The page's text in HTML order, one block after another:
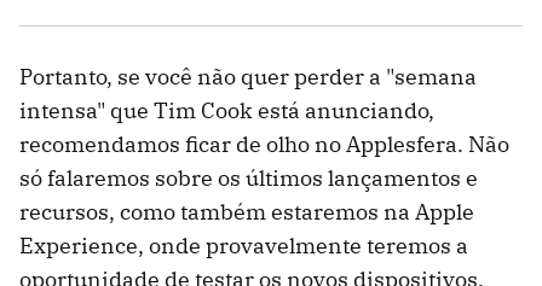
Portanto, se você não quer perder a "semana
intensa" que Tim Cook está anunciando,
recomendamos ficar de olho no Applesfera. Não
só falaremos sobre os últimos lançamentos e
recursos, como também estaremos na Apple
Experience, onde provavelmente teremos a
oportunidade de testar os novos dispositivos.